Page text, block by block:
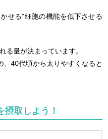
せる”細胞の機能を低下させる
る量が決まっています。
40代頃から太りやすくなると
取しよう！